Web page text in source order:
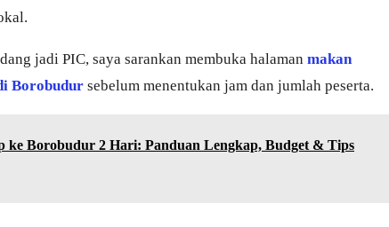
jadi PIC, saya sarankan membuka halaman makan
Borobudur sebelum menentukan jam dan jumlah peserta.
ke Borobudur 2 Hari: Panduan Lengkap, Budget & Tips